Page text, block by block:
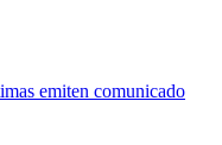
emiten comunicado